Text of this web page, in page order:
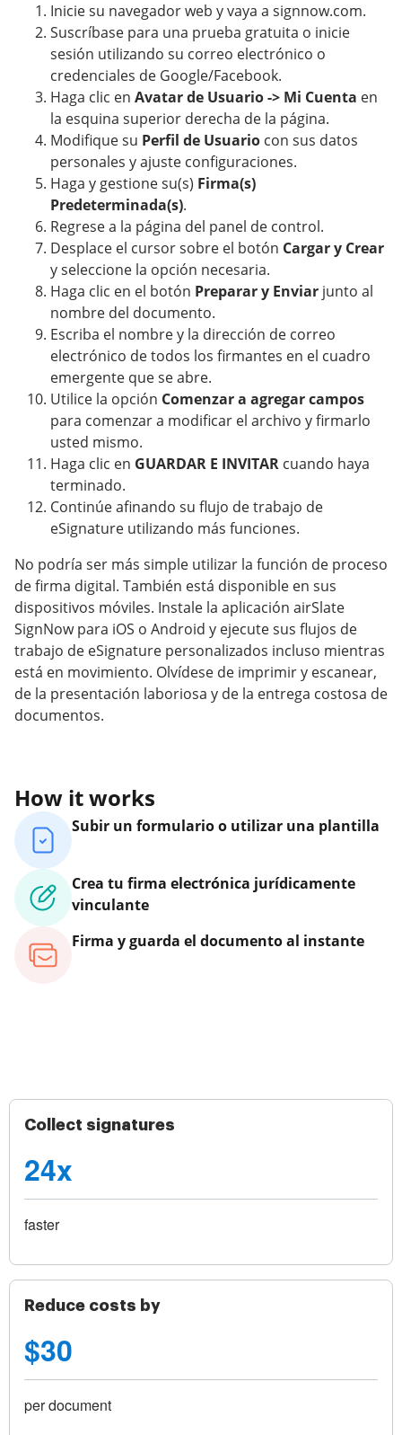
Inicie su navegador web y vaya a signnow.com.
Suscríbase para una prueba gratuita o inicie
sesión utilizando su correo electrónico o
credenciales de Google/Facebook.
Haga clic en Avatar de Usuario -> Mi Cuenta en
la esquina superior derecha de la página.
Modifique su Perfil de Usuario con sus datos
personales y ajuste configuraciones.
Haga y gestione su(s) Firma(s)
Predeterminada(s).
Regrese a la página del panel de control.
Desplace el cursor sobre el botón Cargar y Crear
y seleccione la opción necesaria.
Haga clic en el botón Preparar y Enviar junto al
nombre del documento.
Escriba el nombre y la dirección de correo
electrónico de todos los firmantes en el cuadro
emergente que se abre.
Utilice la opción Comenzar a agregar campos
para comenzar a modificar el archivo y firmarlo
usted mismo.
Haga clic en GUARDAR E INVITAR cuando haya
terminado.
Continúe afinando su flujo de trabajo de
eSignature utilizando más funciones.
No podría ser más simple utilizar la función de proceso
de firma digital. También está disponible en sus
dispositivos móviles. Instale la aplicación airSlate
SignNow para iOS o Android y ejecute sus flujos de
trabajo de eSignature personalizados incluso mientras
está en movimiento. Olvídese de imprimir y escanear,
de la presentación laboriosa y de la entrega costosa de
documentos.
How it works
Subir un formulario o utilizar una plantilla
Crea tu firma electrónica jurídicamente
vinculante
Firma y guarda el documento al instante
Collect signatures
24x
faster
Reduce costs by
$30
per document